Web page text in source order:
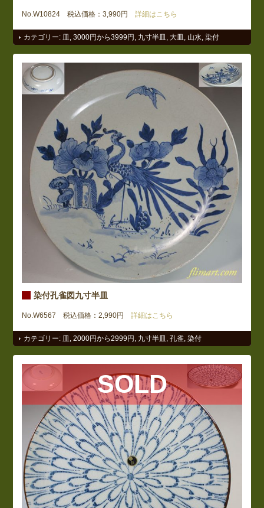
No.W10824 税込価格：3,990円 詳細はこちら
カテゴリー: 皿 ,3000円から3999円 九寸半皿 ,大皿 山水 ,染付
染付孔雀図九寸半皿
No.W6567 税込価格：2,990円 詳細はこちら
カテゴリー: ,2000円から2999円 , 九寸半皿 ,孔雀,染付
SOLD